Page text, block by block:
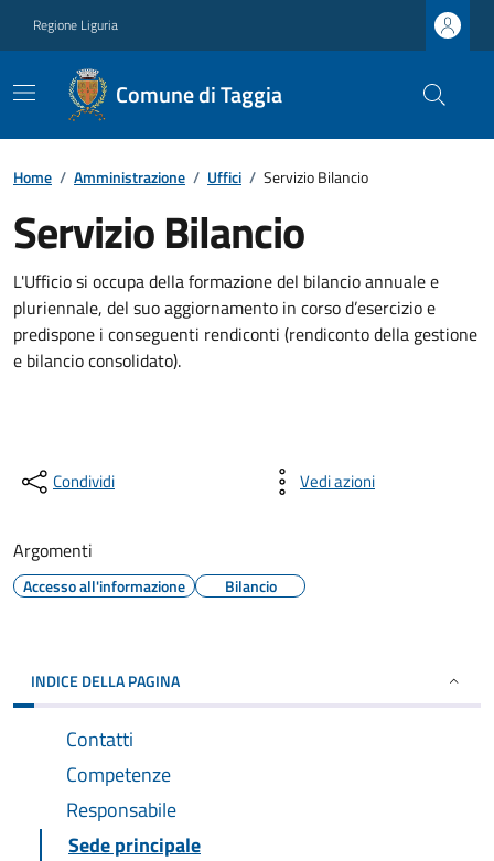
Regione Liguria
Comune di Taggia
Home / Amministrazione / Uffici / Servizio Bilancio
Servizio Bilancio
L'Ufficio si occupa della formazione del bilancio annuale e
pluriennale, del suo aggiornamento in corso d’esercizio e
predispone i conseguenti rendiconti (rendiconto della gestione
e bilancio consolidato).
Condividi Vedi azioni
Argomenti
Accesso all'informazione Bilancio
INDICE DELLA PAGINA
Contatti
Competenze
Responsabile
Sede principale